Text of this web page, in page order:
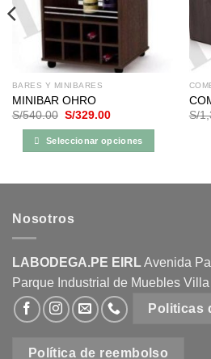
BARES Y MINIBARES
MINIBAR OHRO
S/540.00 El
original
era:
S/329.00El
actual
es:
Seleccionar opciones
múltiples
opciones
se
pueden
elegir
S/
Nosotros
LABODEGA.PE EIRLAvenida
Parque Industrial de Muebles
Politicas
Política de reembolso